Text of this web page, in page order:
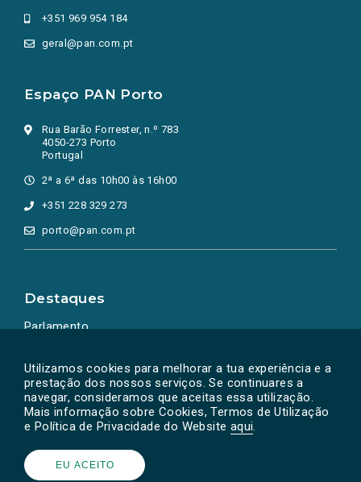
Utilizamos cookies para melhorar a tua experiência e a
prestação dos nossos serviços. Se continuares a
navegar, consideramos que aceitas essa utilização.
Mais informação sobre Cookies, Termos de Utilização
e Política de Privacidade do Website aqui.
EU ACEITO
+351 969 954 184
geral@pan.com.pt
Espaço PAN Porto
Rua Barão Forrester, n.º 783
4050-273 Porto
Portugal
2ª a 6ª das 10h00 às 16h00
+351 228 329 273
porto@pan.com.pt
Destaques
Parlamento
Powered by © PAN 2026